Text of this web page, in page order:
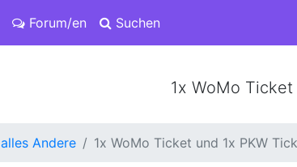
Forum/en Suchen
1x WoMo
alles Andere 1x WoMo Ticket und 1x PKW